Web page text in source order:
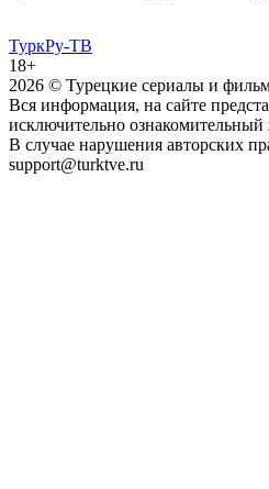
ТуркРу-ТВ
18+
2026 © Турецкие сериалы и
Вся информация, на сайте
исключительно ознакомительный
В случае нарушения авторских
support@turktve.ru